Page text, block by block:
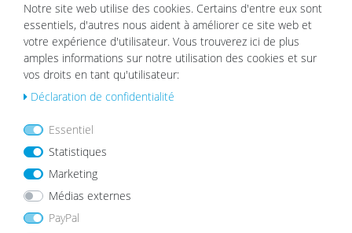
hait
s
e de
sou
hait
s
Lot de 5 Cadres 21x30 cm Bois Massif Chêne
Notre site web utilise des cookies. Certains d'entre eux sont
essentiels, d'autres nous aident à améliorer ce site web et
votre expérience d'utilisateur. Vous trouverez ici de plus
amples informations sur notre utilisation des cookies et sur
vos droits en tant qu'utilisateur:
Déclaration de confidentialité
Essentiel
Statistiques
Marketing
Médias externes
PayPal